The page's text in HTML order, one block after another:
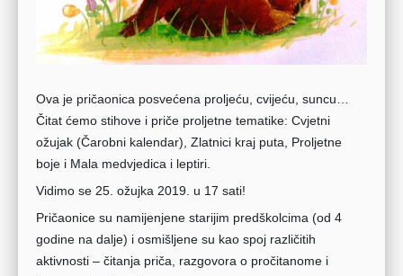
Ova je pričaonica posvećena proljeću, cvijeću, suncu…
Čitat ćemo stihove i priče proljetne tematike: Cvjetni
ožujak (Čarobni kalendar), Zlatnici kraj puta, Proljetne
boje i Mala medvjedica i leptiri.
Vidimo se 25. ožujka 2019. u 17 sati!
Pričaonice su namijenjene starijim predškolcima (od 4
godine na dalje) i osmišljene su kao spoj različitih
aktivnosti – čitanja priča, razgovora o pročitanome i